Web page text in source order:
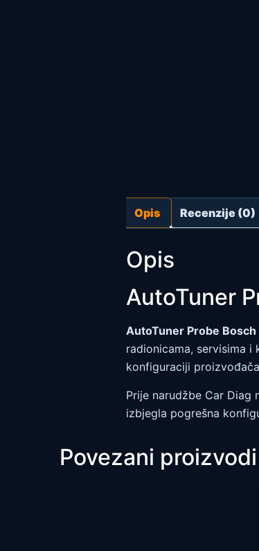
Opis Recenzije (0)
Opis
AutoTuner
AutoTuner Probe Bosch
radionicama, servisima i
konfiguraciji
Prije narudžbe Car
izbjegla pogrešna
Povezani proizvodi